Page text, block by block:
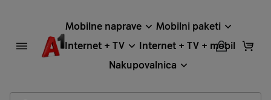
Mobilne naprave
Mobilni paketi
Internet + TV
Internet + TV + mobil
Nakupovalnica